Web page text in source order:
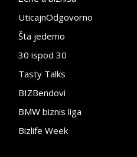
UticajnOdgovorno
Šta jedemo
30 ispod 30
Tasty Talks
BIZBendovi
BMW biznis liga
Bizlife Week